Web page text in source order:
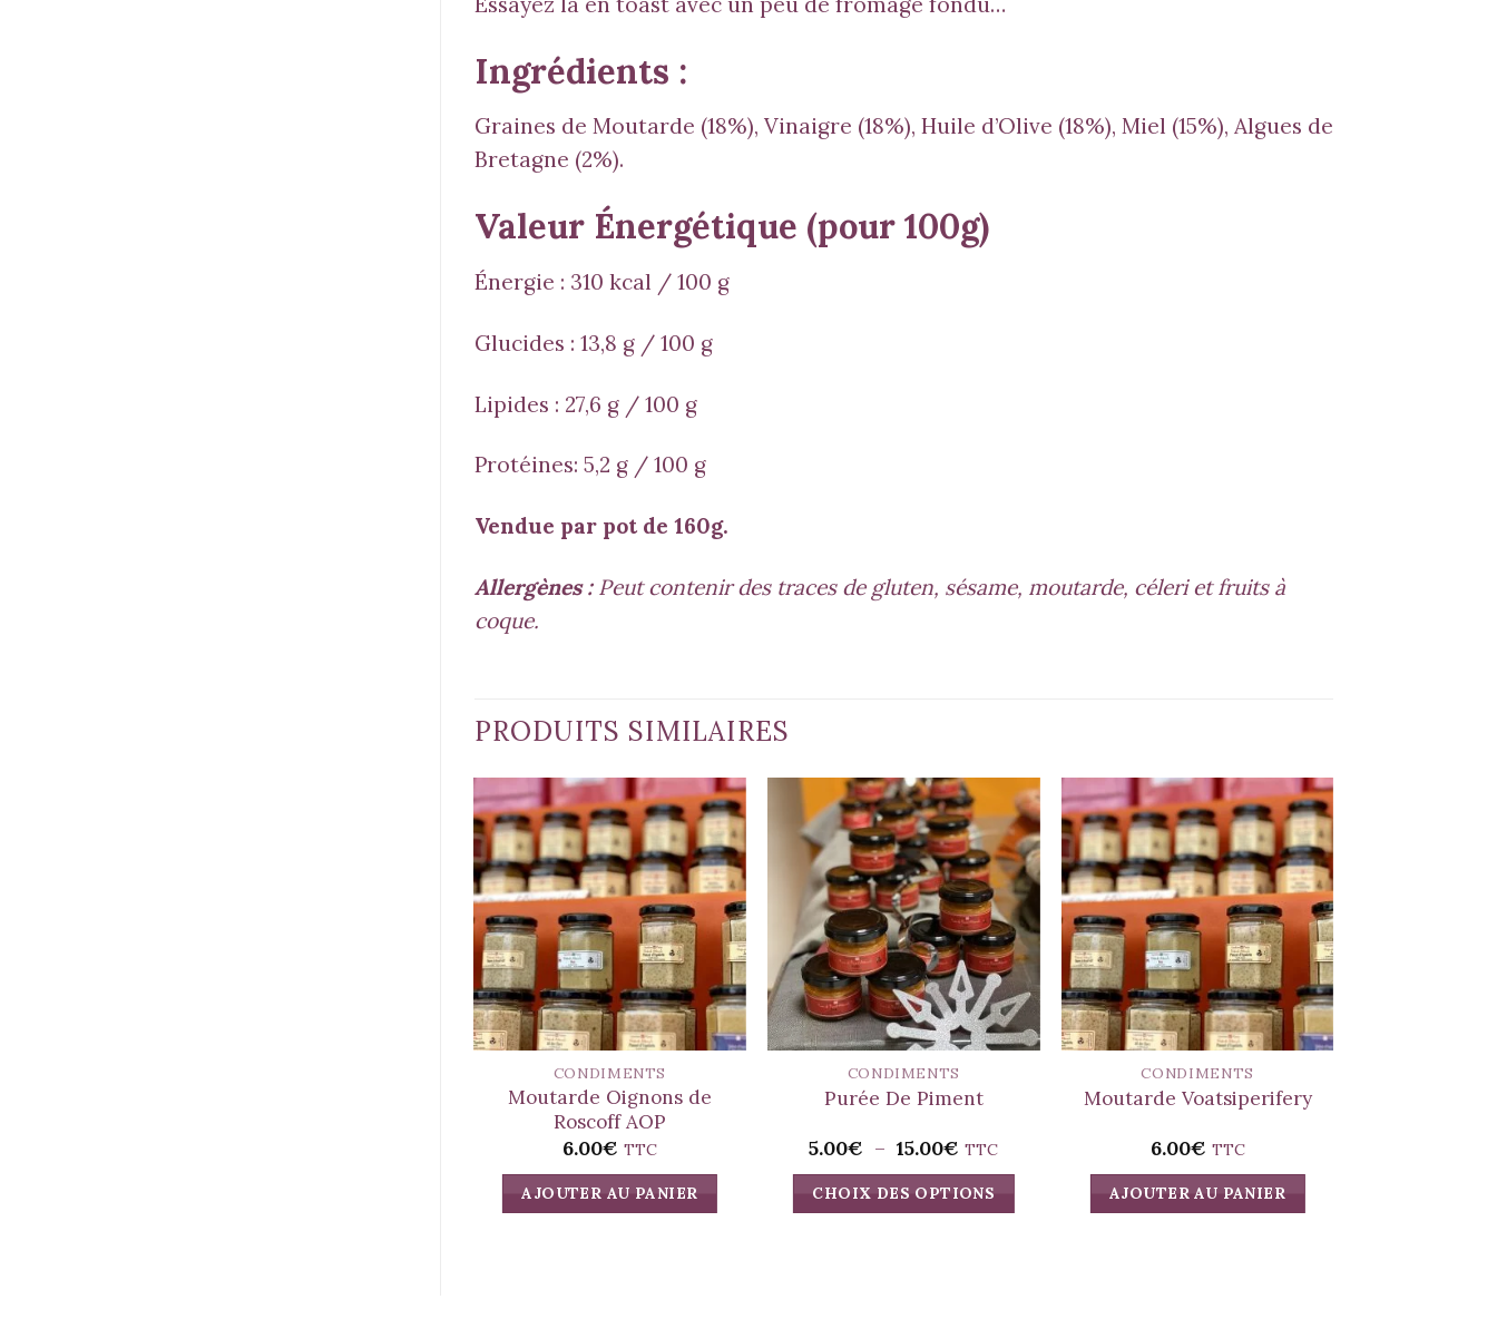
Ingrédients :
Graines de Moutarde (18%), Vinaigre (18%), Huile d’Olive (18%), Miel (15%), Algues de
Bretagne (2%).
Valeur Énergétique (pour 100g)
Énergie : 310 kcal / 100 g
Glucides : 13,8 g / 100 g
Lipides : 27,6 g / 100 g
Protéines: 5,2 g / 100 g
Vendue par pot de 160g.
Allergènes :Peut contenir des traces de gluten, sésame, moutarde, céleri et fruits à
coque.
PRODUITS SIMILAIRES
CONDIMENTS
Moutarde Oignons de
Roscoff AOP
6.00€ TTC
AJOUTER AU PANIER
CONDIMENTS
Purée De Piment
5.00€ – 15.00€ Plage
prix :
5.00€
TTC
CHOIX DES OPTIONS
CONDIMENTS
Moutarde Voatsiperifery
6.00€ TTC
AJOUTER AU PANIER